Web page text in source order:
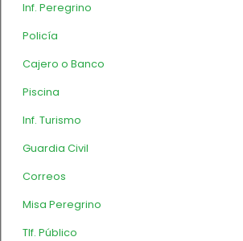
Inf. Peregrino
Policía
Cajero o Banco
Piscina
Inf. Turismo
Guardia Civil
Correos
Misa Peregrino
Tlf. Público